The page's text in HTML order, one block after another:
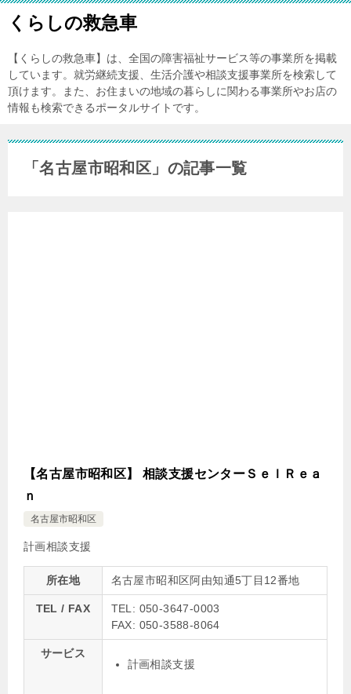
くらしの救急車
【くらしの救急車】は、全国の障害福祉サービス等の事業所を掲載
しています。就労継続支援、生活介護や相談支援事業所を検索して
頂けます。また、お住まいの地域の暮らしに関わる事業所やお店の
情報も検索できるポータルサイトです。
「名古屋市昭和区」の記事一覧
【名古屋市昭和区】 相談支援センターＳｅｌＲｅａ
ｎ
名古屋市昭和区
計画相談支援
所在地 名古屋市昭和区阿由知通5丁目12番地
TEL / FAX
TEL: 050-3647-0003
FAX: 050-3588-8064
サービス
計画相談支援